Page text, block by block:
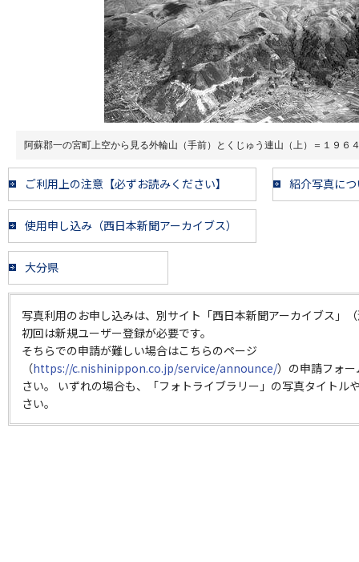
阿蘇郡一の宮町上空から見る外輪山（手前）とくじゅう連山（上）＝１９６
ご利用上の注意【必ずお読みください】 紹介写真に
使用申し込み（西日本新聞アーカイブス）
大分県
写真利用のお申し込みは、別サイト「西日本新聞アーカイブス」
初回は新規ユーザー登録が必要です。
そちらでの申請が難しい場合はこちらのページ
（https://c.nishinippon.co.jp/service/announce/）の申請フォ
さい。 いずれの場合も、「フォトライブラリー」の写真タイトル
さい。